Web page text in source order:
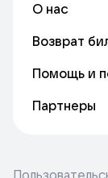
О нас
Возврат
Помощь и
Партнеры